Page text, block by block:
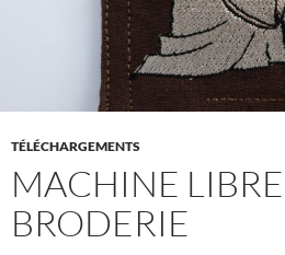
TÉLÉCHARGEMENTS
MACHINE
BRODERIE